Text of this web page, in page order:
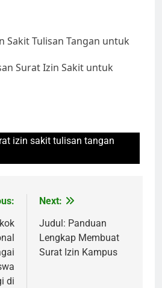
Sakit Tulisan Tangan untuk
Surat Izin Sakit untuk
izin sakit tulisan tangan
di
Next:
Judul: Panduan
Lengkap Membuat
Surat Izin Kampus